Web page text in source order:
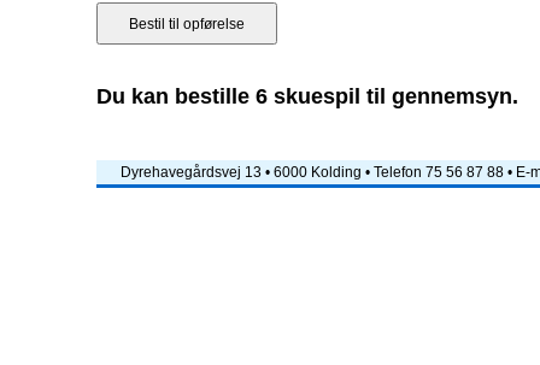
Du kan bestille 6 skuespil til gennemsyn.
Dyrehavegårdsvej 13 • 6000 Kolding • Telefon 75 56 87 88 • E-